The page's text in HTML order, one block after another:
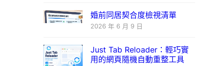
婚前同居契合度檢視清單
2026 年 6 月 9 日
Just Tab Reloader：輕巧實
用的網頁隨機自動重整工具